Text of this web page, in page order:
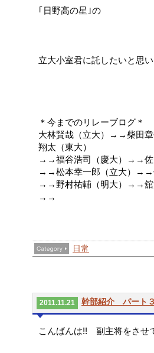
｢日野高の星｣の
立大小室君に託したいと思
＊今までのリレーブログ＊
大林賢哉 （立大）
→→柴田章
翔太 （東大）
→→福谷浩司
（慶大）
→→佐
→→松本幸一郎 （立大）
→→
→→ 野村祐輔 （明大）
→→舘
→→
日常
2011.11.21 幹部紹介 パート
こんばんは!! 副主将をさせ